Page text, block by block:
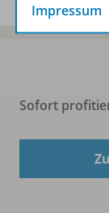
Sofort
Impressum